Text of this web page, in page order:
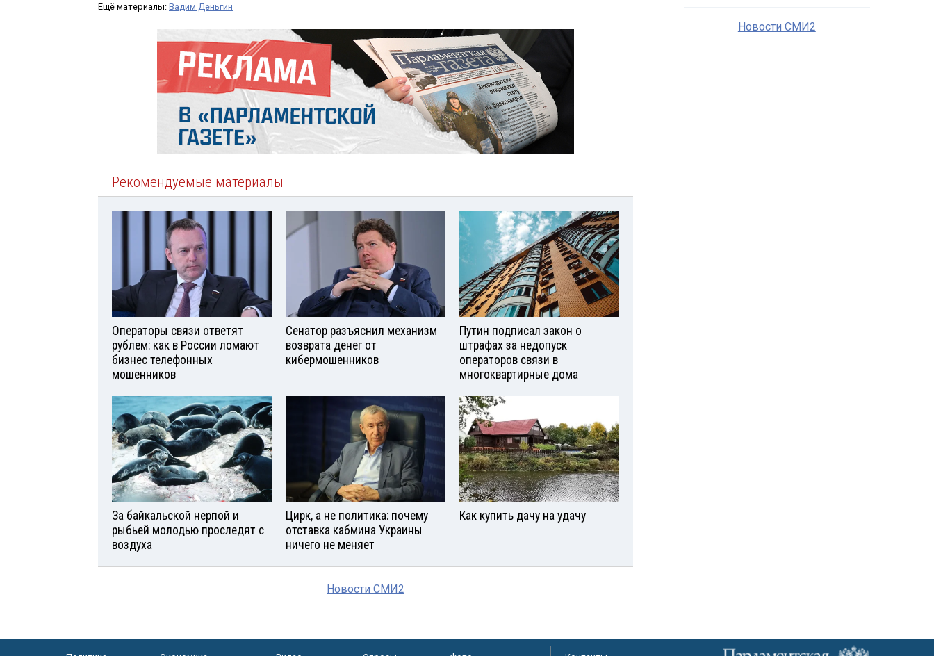
Ещё материалы: Вадим Деньгин
Рекомендуемые материалы
Операторы связи ответят
рублем: как в России ломают
бизнес телефонных
мошенников
Сенатор разъяснил механизм
возврата денег от
кибермошенников
Путин подписал закон о
штрафах за недопуск
операторов связи в
многоквартирные дома
За байкальской нерпой и
рыбьей молодью проследят с
воздуха
Цирк, а не политика: почему
отставка кабмина Украины
ничего не меняет
Как купить дачу на удачу
Новости СМИ2
Новости СМИ2